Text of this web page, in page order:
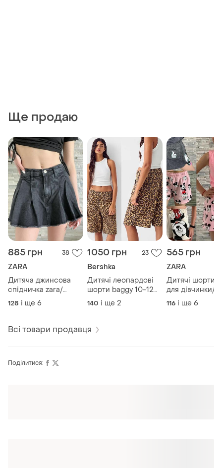
Ще продаю
885 грн 38
ZARA
Дитяча джинсова
спідничка zara/
дитячі джинсові
шорти зара/детская
джинсовые шорты
128 і ще 6
1050 грн 23
Bershka
Дитячі леопардові
шорти baggy 10-12
років/беггі/бермуди
140 і ще 2
565 грн
ZARA
Дитячі шорти
для дівчинки/
шорти на
зара/міккі маус
116 і ще 6
Всі товари продавця
Поділитися: